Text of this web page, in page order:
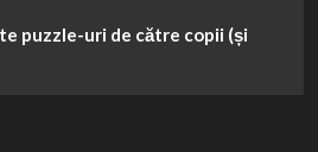
puzzle-uri de către copii (și